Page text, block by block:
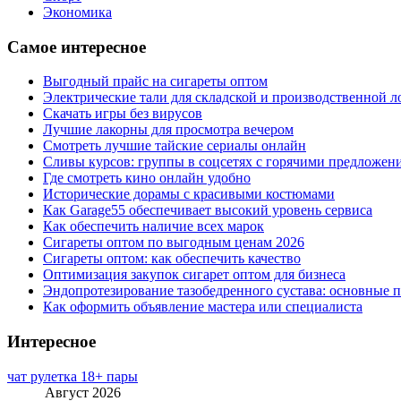
Экономика
Самое интересное
Выгодный прайс на сигареты оптом
Электрические тали для складской и производственной
Скачать игры без вирусов
Лучшие лакорны для просмотра вечером
Смотреть лучшие тайские сериалы онлайн
Сливы курсов: группы в соцсетях с горячими
Где смотреть кино онлайн удобно
Исторические дорамы с красивыми костюмами
Как Garage55 обеспечивает высокий уровень сервиса
Как обеспечить наличие всех марок
Сигареты оптом по выгодным ценам 2026
Сигареты оптом: как обеспечить качество
Оптимизация закупок сигарет оптом для бизнеса
Эндопротезирование тазобедренного сустава: основные
Как оформить объявление мастера или специалиста
Интересное
чат рулетка 18+ пары
Август 2026